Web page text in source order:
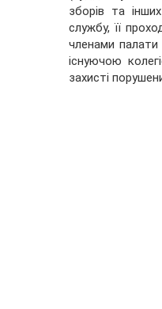
зборів та
службу, її
членами палати
існуючою
захисті